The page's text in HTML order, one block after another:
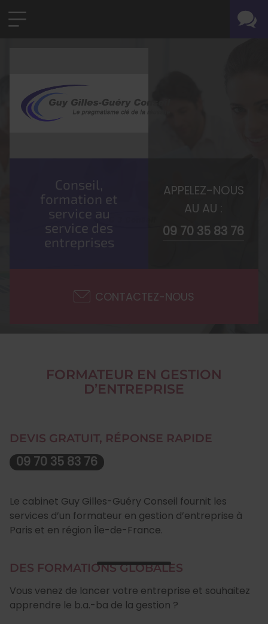
Conseil,
formation et
service au
service des
entreprises
APPELEZ-NOUS
AU AU :
09 70 35 83 76
CONTACTEZ-NOUS
FORMATEUR EN GESTION
D’ENTREPRISE
DEVIS GRATUIT, RÉPONSE RAPIDE
09 70 35 83 76
Le cabinet Guy Gilles-Guéry Conseil fournit les
services d’un formateur en gestion d’entreprise à
Paris et en région Île-de-France.
DES FORMATIONS GLOBALES
Vous venez de lancer votre entreprise et souhaitez
apprendre le b.a.-ba de la gestion ?